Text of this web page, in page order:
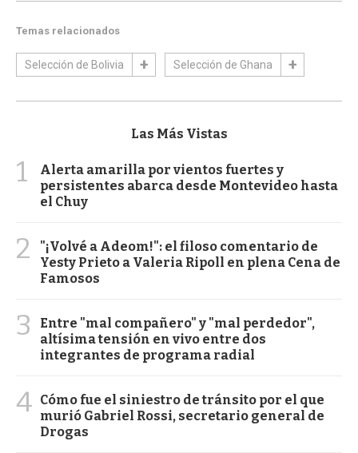
Temas relacionados
Selección de Bolivia Selección de Ghana
Las Más Vistas
1
Alerta amarilla por vientos fuertes y
persistentes abarca desde Montevideo hasta
el Chuy
2
"¡Volvé a Adeom!": el filoso comentario de
Yesty Prieto a Valeria Ripoll en plena Cena de
Famosos
3
Entre "mal compañero" y "mal perdedor",
altísima tensión en vivo entre dos
integrantes de programa radial
4 Cómo fue el siniestro de tránsito por el que
murió Gabriel Rossi, secretario general de
Drogas